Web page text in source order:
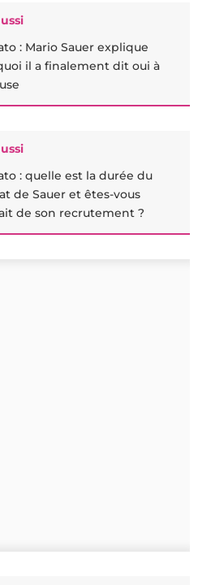
: Mario Sauer explique
il a finalement dit oui à
: quelle est la durée du
de Sauer et êtes-vous
de son recrutement ?